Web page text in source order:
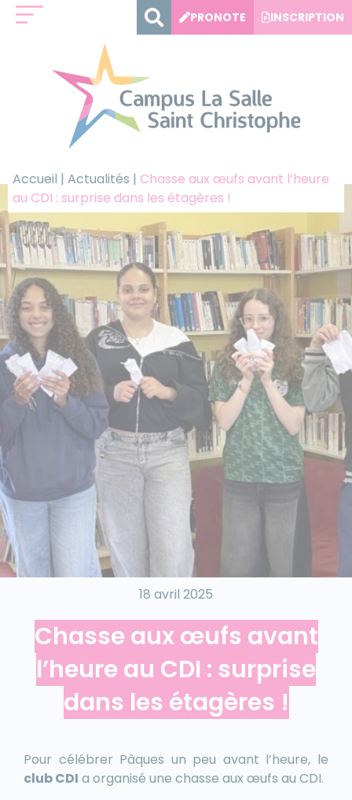
PRONOTE INSCRIPTION
Accueil | Actualités | Chasse aux œufs avant l’heure
au CDI : surprise dans les étagères !
18 avril 2025
Chasse aux œufs avant
l’heure au CDI : surprise
dans les étagères !
Pour célébrer Pâques un peu avant l’heure, le
club CDI a organisé une chasse aux œufs au CDI.
Panneau de gestion des cookies